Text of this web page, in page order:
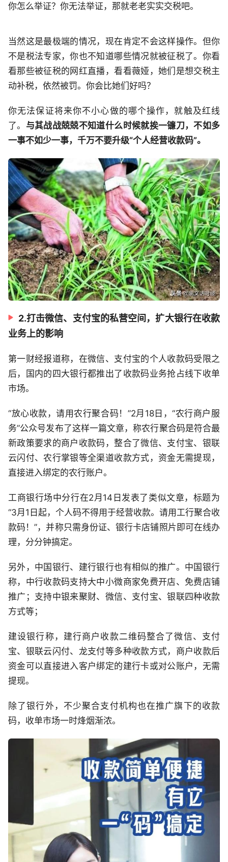
你怎么举证？你无法举证，那就老老实实交税吧。
当然这是最极端的情况，现在肯定不会这样操作。但你
不是税法专家，你也不知道哪些情况就被征税了。你看
看那些被征税的网红直播，看看薇娅，她们是想交税主
动补税，依然被罚。你会比她们好吗？
你无法保证将来你不小心做的哪个操作，就触及红线
了。 与其战战兢兢不知道什么时候就挨一镰刀，不如多
一事不如少一事，千万不要升级“个人经营收款码”。
2.打击微信、支付宝的私营空间，扩大银行在收款
业务上的影响
第一财经报道称，在微信、支付宝的个人收款码受限之
后，国内的四大银行都推出了收款码业务抢占线下收单
市场。
“放心收款，请用农行聚合码！”2月18日，“农行商户服
务”公众号发布了这样一篇文章，称农行聚合码是符合最
新政策要求的商户收款码，整合了微信、支付宝、银联
云闪付、农行掌银等全渠道收款方式，资金无需提现，
直接进入绑定的农行账户。
工商银行场中分行在2月14日发表了类似文章，标题为
“3月1日起，个人码不得用于经营收款。请用工行聚合收
款码！”，并称只需身份证、银行卡店铺照片即可在线办
理，分分钟搞定。
另外，中国银行、建行银行也有相似的推广。中国银行
称，中行收款码支持大中小微商家免费开店、免费店铺
推广；支持中银来聚财、微信、支付宝、银联四种收款
方式等；
建设银行称，建行商户收款二维码整合了微信、支付
宝、银联云闪付、龙支付等多种收款方式，商户收款后
资金可以直接进入客户绑定的建行卡或对公账户，无需
提现。
除了银行外，不少聚合支付机构也在推广旗下的收款
码，收单市场一时烽烟渐浓。